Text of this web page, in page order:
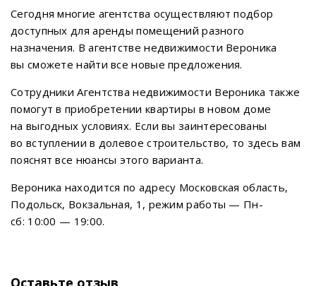
Сегодня многие агентства осуществляют подбор
доступных для аренды помещений разного
назначения. В агентстве недвижимости Вероника
вы сможете найти все новые предложения.
Сотрудники Агентства недвижимости Вероника также
помогут в приобретении квартиры в новом доме
на выгодных условиях. Если вы заинтересованы
во вступлении в долевое строительство, то здесь вам
пояснят все нюансы этого варианта.
Вероника находится по адресу Московская область,
Подольск, Вокзальная, 1, режим работы — Пн-
сб: 10:00 — 19:00.
Оставьте отзыв